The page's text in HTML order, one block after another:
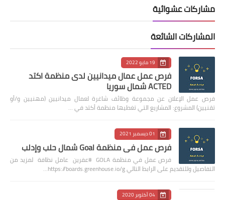
مشاركات عشوائية
المشاركات الشائعة
19 مايو 2022
فرص عمل عمال ميدانيين لدى منظمة اكتد
ACTED شمال سوريا
فرص عمل الإعلان عن مجموعة وظائف شاغرة لعمال ميدانيين (مهنيين و/أو
تقنيين) المشروع: المشاريع التي تغطيها منظمة أكتد في …
01 ديسمبر 2021
فرص عمل في منظمة Goal شمال حلب وإدلب
فرص عمل في منظمة GOLA #عفرين عامل نظافة لمزيد من
التفاصيل وللتقديم على الرابط التالي https://boards.greenhouse.io/g…
04 أكتوبر 2020